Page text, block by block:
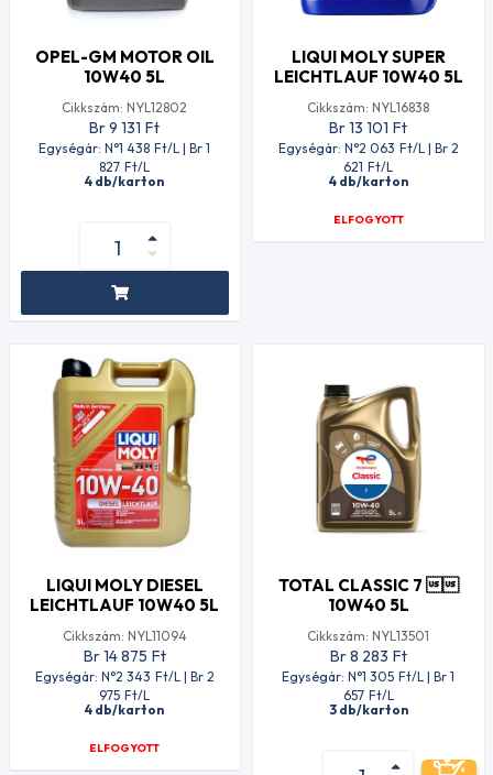
OPEL-GM MOTOR OIL
10W40 5L
Cikkszám: NYL12802
Br 9 131 Ft
Egységár: N°1 438 Ft/L | Br 1
827 Ft/L
4 db/karton
LIQUI MOLY SUPER
LEICHTLAUF 10W40 5L
Cikkszám: NYL16838
Br 13 101 Ft
Egységár: N°2 063 Ft/L | Br 2
621 Ft/L
4 db/karton
ELFOGYOTT
LIQUI MOLY DIESEL
LEICHTLAUF 10W40 5L
Cikkszám: NYL11094
Br 14 875 Ft
Egységár: N°2 343 Ft/L | Br 2
975 Ft/L
4 db/karton
ELFOGYOTT
TOTAL CLASSIC 7
10W40 5L
Cikkszám: NYL13501
Br 8 283 Ft
Egységár: N°1 305 Ft/L | Br 1
657 Ft/L
3 db/karton